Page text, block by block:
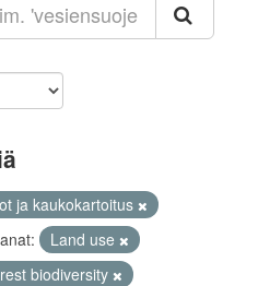
ja kaukokartoitus
Land use
biodiversity